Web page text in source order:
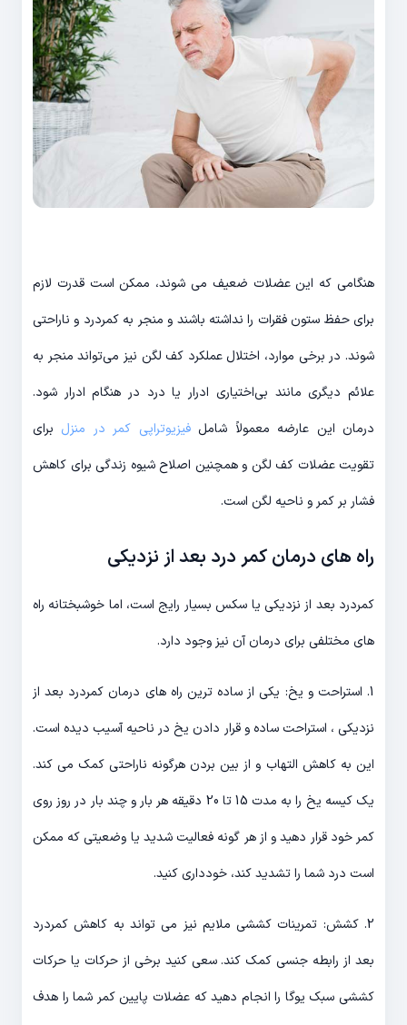
هنگامی که این عضلات ضعیف می شوند، ممکن است قدرت لازم
برای حفظ ستون فقرات را نداشته باشند و منجر به کمردرد و ناراحتی
شوند. در برخی موارد، اختلال عملکرد کف لگن نیز می‌تواند منجر به
علائم دیگری مانند بی‌اختیاری ادرار یا درد در هنگام ادرار شود.
درمان این عارضه معمولاً شاملفیزیوتراپی کمر در منزل برای
تقویت عضلات کف لگن و همچنین اصلاح شیوه زندگی برای کاهش
فشار بر کمر و ناحیه لگن است.
راه های درمان کمر درد بعد از نزدیکی
کمردرد بعد از نزدیکی یا سکس بسیار رایج است، اما خوشبختانه راه
های مختلفی برای درمان آن نیز وجود دارد.
1. استراحت و یخ: یکی از ساده ترین راه های درمان کمردرد بعد از
نزدیکی ، استراحت ساده و قرار دادن یخ در ناحیه آسیب دیده است.
این به کاهش التهاب و از بین بردن هرگونه ناراحتی کمک می کند.
یک کیسه یخ را به مدت 15 تا 20 دقیقه هر بار و چند بار در روز روی
کمر خود قرار دهید و از هر گونه فعالیت شدید یا وضعیتی که ممکن
است درد شما را تشدید کند، خودداری کنید.
2. کشش: تمرینات کششی ملایم نیز می تواند به کاهش کمردرد
بعد از رابطه جنسی کمک کند. سعی کنید برخی از حرکات یا حرکات
کششی سبک یوگا را انجام دهید که عضلات پایین کمر شما را هدف